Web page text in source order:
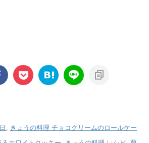
きょうの料理 チョコクリームのロールケー